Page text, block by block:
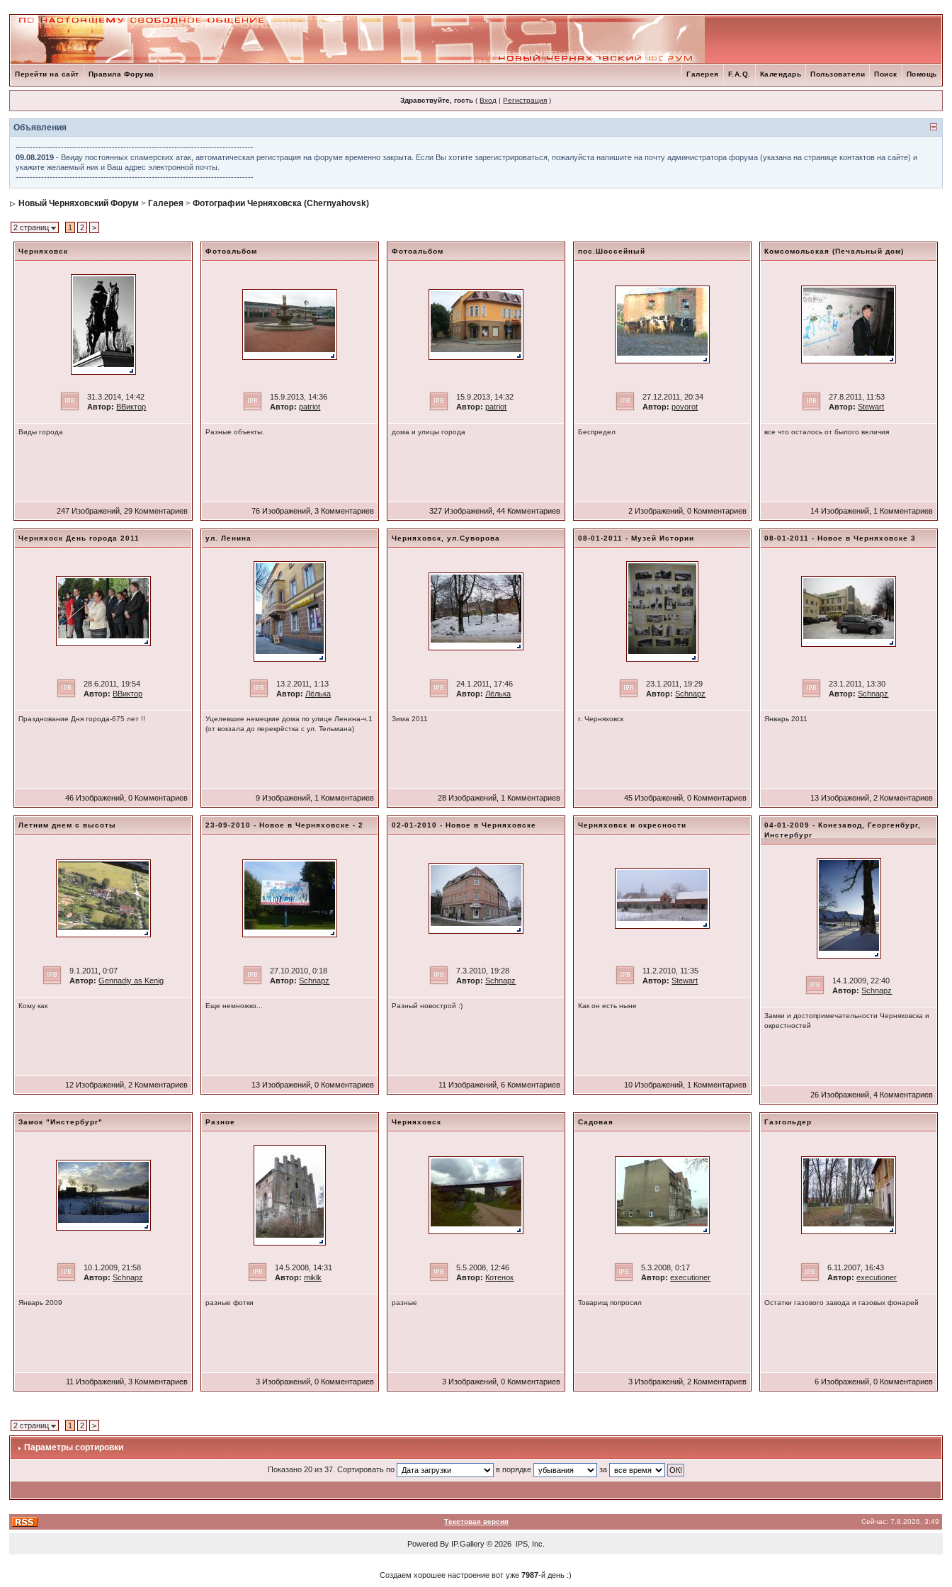
Перейти на сайт Правила Форума Помощь
Поиск
Пользователи
Календарь
F.A.Q.
Галерея
Здравствуйте, гость (Вход |Регистрация )
Объявления
------------------------------------------------------------------------------------
09.08.2019 - Ввиду постоянных спамерских атак, автоматическая регистрация на форуме временно закрыта. Если Вы хотите зарегистрироваться, пожалуйста напишите на почту администратора форума (указана на странице контактов на сайте) и
укажите желаемый ник и Ваш адрес электронной почты.
------------------------------------------------------------------------------------
Новый Черняховский Форум > Галерея >Фотографии Черняховска (Chernyahovsk)
2 страниц 1 2 >
Черняховск
31.3.2014, 14:42
Автор: ВВиктор
Виды города
247 Изображений, 29 Комментариев
Фотоальбом
15.9.2013, 14:36
Автор: patriot
Разные объекты.
76 Изображений, 3 Комментариев
Фотоальбом
15.9.2013, 14:32
Автор: patriot
дома и улицы города
327 Изображений, 44 Комментариев
пос.Шоссейный
27.12.2011, 20:34
Автор: povorot
Беспредел
2 Изображений, 0 Комментариев
Комсомольская (Печальный дом)
27.8.2011, 11:53
Автор: Stewart
все что осталось от былого величия
14 Изображений, 1 Комментариев
Черняхоск День города 2011
28.6.2011, 19:54
Автор: ВВиктор
Празднование Дня города-675 лет !!
46 Изображений, 0 Комментариев
ул. Ленина
13.2.2011, 1:13
Автор: Лёлька
Уцелевшие немецкие дома по улице Ленина-ч.1
(от вокзала до перекрёстка с ул. Тельмана)
9 Изображений, 1 Комментариев
Черняховск, ул.Суворова
24.1.2011, 17:46
Автор: Лёлька
Зима 2011
28 Изображений, 1 Комментариев
08-01-2011 - Музей Истории
23.1.2011, 19:29
Автор: Schnapz
г. Черняховск
45 Изображений, 0 Комментариев
08-01-2011 - Новое в Черняховске 3
23.1.2011, 13:30
Автор: Schnapz
Январь 2011
13 Изображений, 2 Комментариев
Летним днем с высоты
9.1.2011, 0:07
Автор: Gennadiy as Kenig
Кому как
12 Изображений, 2 Комментариев
23-09-2010 - Новое в Черняховске - 2
27.10.2010, 0:18
Автор: Schnapz
Еще немножко...
13 Изображений, 0 Комментариев
02-01-2010 - Новое в Черняховске
7.3.2010, 19:28
Автор: Schnapz
Разный новострой :)
11 Изображений, 6 Комментариев
Черняховск и окресности
11.2.2010, 11:35
Автор: Stewart
Как он есть ныне
10 Изображений, 1 Комментариев
04-01-2009 - Конезавод, Георгенбург,
Инстербург
14.1.2009, 22:40
Автор: Schnapz
Замки и достопримечательности Черняховска и
окрестностей
26 Изображений, 4 Комментариев
Замок "Инстербург"
10.1.2009, 21:58
Автор: Schnapz
Январь 2009
11 Изображений, 3 Комментариев
Разное
14.5.2008, 14:31
Автор: miklk
разные фотки
3 Изображений, 0 Комментариев
Черняховск
5.5.2008, 12:46
Автор: Котенок
разные
3 Изображений, 0 Комментариев
Садовая
5.3.2008, 0:17
Автор: executioner
Товарищ попросил
3 Изображений, 2 Комментариев
Газгольдер
6.11.2007, 16:43
Автор: executioner
Остатки газового завода и газовых фонарей
6 Изображений, 0 Комментариев
2 страниц 1 2 >
Параметры сортировки
Показано 20 из 37. Сортировать по в порядке за
Текстовая версия Сейчас: 7.8.2026, 3:49
Powered By IP.Gallery© 2026 IPS, Inc.
Создаем хорошее настроение вот уже7987-й день :)